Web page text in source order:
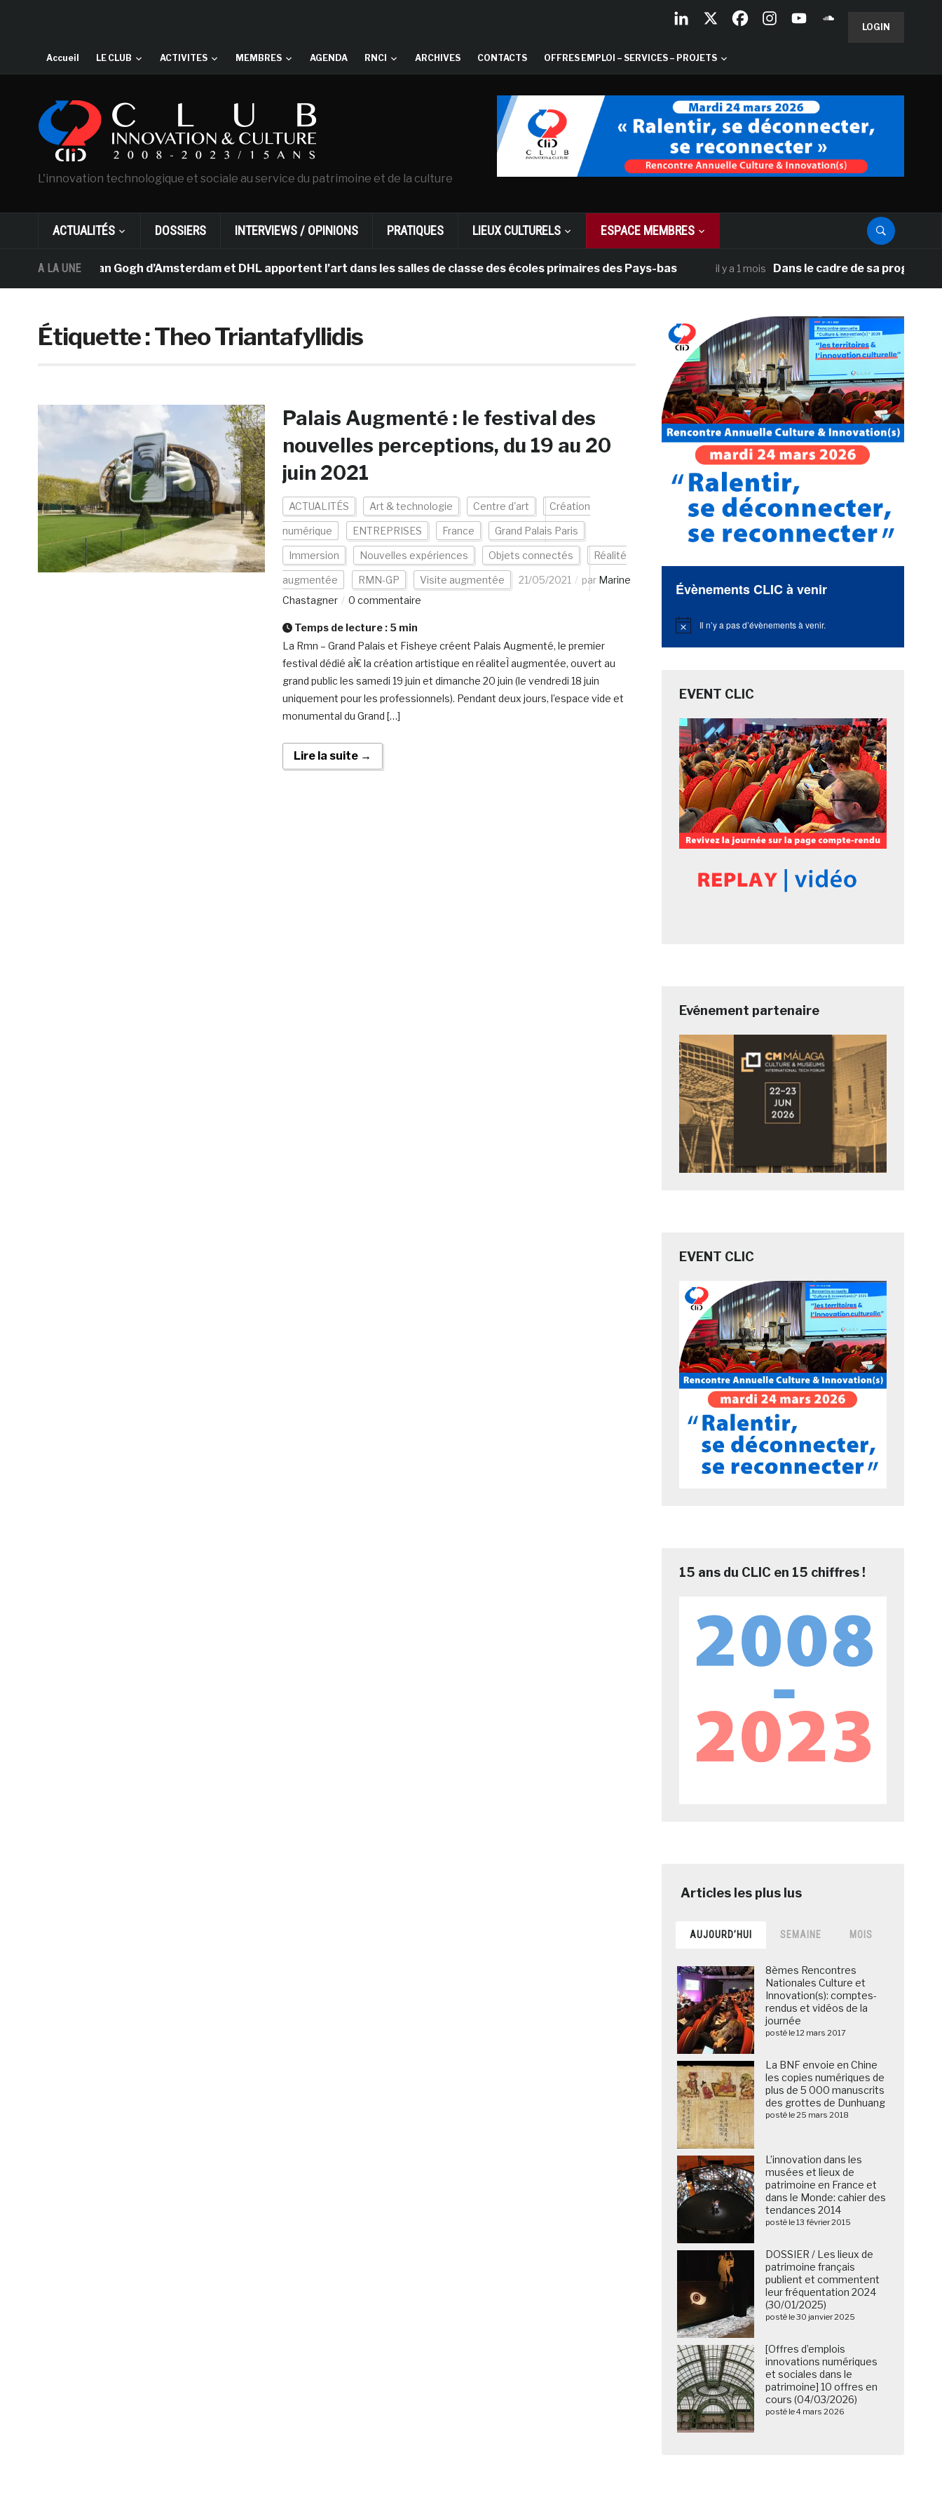
LOGIN
Accueil LE CLUB ACTIVITES MEMBRES AGENDA RNCI ARCHIVES CONTACTS OFFRES EMPLOI – SERVICES – PROJETS
L'innovation technologique et sociale au service du patrimoine et de la culture
ACTUALITÉS DOSSIERS INTERVIEWS / OPINIONS PRATIQUES LIEUX CULTURELS ESPACE MEMBRES
A LA UNE
Le musée Van Gogh d’Amsterdam et DHL apportent l’art dans les salles de classe des écoles primaires des Pays-bas il y a 1 mois Dans le cadre de sa
Étiquette :Theo Triantafyllidis
Palais Augmenté : le festival des
nouvelles perceptions, du 19 au 20
juin 2021
ACTUALITÉS Art & technologie Centre d'art Création
numérique ENTREPRISES France Grand Palais Paris
Immersion Nouvelles expériences Objets connectés Réalité
augmentée RMN-GP Visite augmentée 21/05/2021 par Marine
Chastagner
0 commentaire
Temps de lecture : 5 min
La Rmn – Grand Palais et Fisheye créent Palais Augmenté, le premier
festival dédié aÌ€ la création artistique en réaliteÌ augmentée, ouvert au
grand public les samedi 19 juin et dimanche 20 juin (le vendredi 18 juin
uniquement pour les professionnels). Pendant deux jours, l’espace vide et
monumental du Grand […]
Lire la suite →
Évènements CLIC à venir
Notice Il n’y a pas d’évènements à venir.
EVENT CLIC
Evénement partenaire
EVENT CLIC
15 ans du CLIC en 15 chiffres !
AUJOURD’HUI SEMAINE MOIS
8èmes Rencontres
Nationales Culture et
Innovation(s): comptes-
rendus et vidéos de la
journée
posté le 12 mars 2017
La BNF envoie en Chine
les copies numériques de
plus de 5 000 manuscrits
des grottes de Dunhuang
posté le 25 mars 2018
L’innovation dans les
musées et lieux de
patrimoine en France et
dans le Monde: cahier des
tendances 2014
posté le 13 février 2015
DOSSIER / Les lieux de
patrimoine français
publient et commentent
leur fréquentation 2024
(30/01/2025)
posté le 30 janvier 2025
[Offres d’emplois
innovations numériques
et sociales dans le
patrimoine] 10 offres en
cours (04/03/2026)
posté le 4 mars 2026